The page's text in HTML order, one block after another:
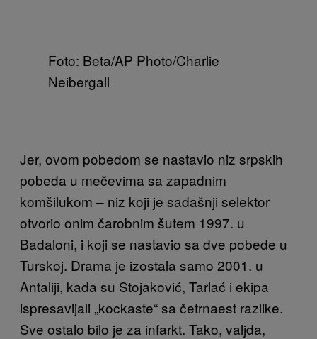
Foto: Beta/AP Photo/Charlie
Neibergall
Jer, ovom pobedom se nastavio niz srpskih
pobeda u mečevima sa zapadnim
komšilukom – niz koji je sadašnji selektor
otvorio onim čarobnim šutem 1997. u
Badaloni, i koji se nastavio sa dve pobede u
Turskoj. Drama je izostala samo 2001. u
Antaliji, kada su Stojaković, Tarlać i ekipa
ispresavijali „kockaste“ sa četrnaest razlike.
Sve ostalo bilo je za infarkt. Tako, valjda,